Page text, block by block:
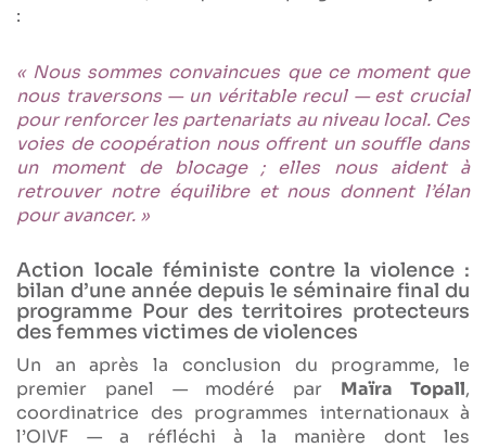
:
« Nous sommes convaincues que ce moment que
nous traversons — un véritable recul — est crucial
pour renforcer les partenariats au niveau local. Ces
voies de coopération nous offrent un souffle dans
un moment de blocage ; elles nous aident à
retrouver notre équilibre et nous donnent l’élan
pour avancer. »
Action locale féministe contre la violence :
bilan d’une année depuis le séminaire final du
programme Pour des territoires protecteurs
des femmes victimes de violences
Un an après la conclusion du programme, le
premier panel — modéré par Maïra Topall,
coordinatrice des programmes internationaux à
l’OIVF — a réfléchi à la manière dont les